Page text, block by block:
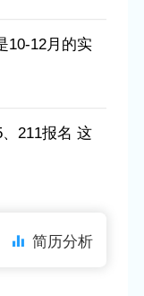
10-12月的实
211报名 这
简历分析